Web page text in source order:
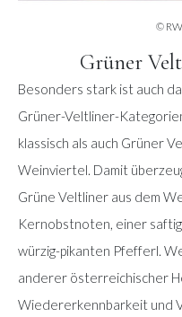
©
Grüner
Besonders stark ist auch
Grüner-Veltliner-
klassisch als auch Grüner
Weinviertel. Damit
Grüne Veltliner aus dem
Kernobstnoten, einer
würzig-pikanten Pfefferl.
anderer österreichischer
Wiedererkennbarkeit und